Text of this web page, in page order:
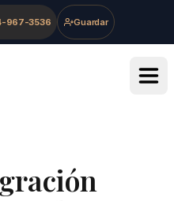
967-3536 Guardar